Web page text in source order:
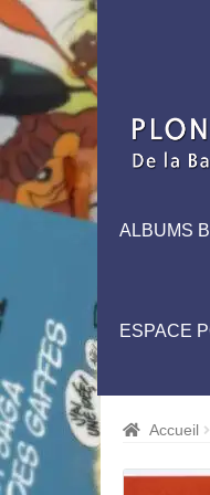
navigation
ALBUMS
ESPACE
Accueil